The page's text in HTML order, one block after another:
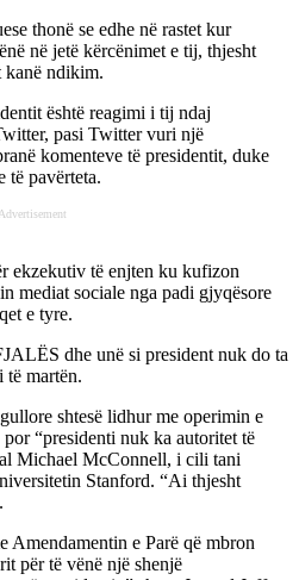
thonë se edhe në rastet kur
në jetë kërcënimet e tij, thjesht
kanë ndikim.
është reagimi i tij ndaj
pasi Twitter vuri një
komenteve të presidentit, duke
të pavërteta.
Advertisement
ekzekutiv të enjten ku kufizon
mediat sociale nga padi gjyqësore
e tyre.
dhe unë si president nuk do ta
të martën.
shtesë lidhur me operimin e
“presidenti nuk ka autoritet të
Michael McConnell, i cili tani
Stanford. “Ai thjesht
Amendamentin e Parë që mbron
për të vënë një shenjë